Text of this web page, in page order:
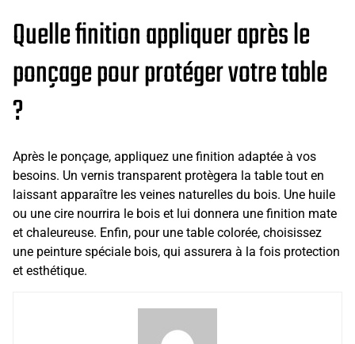
Quelle finition appliquer après le
ponçage pour protéger votre table
?
Après le ponçage, appliquez une finition adaptée à vos
besoins. Un vernis transparent protègera la table tout en
laissant apparaître les veines naturelles du bois. Une huile
ou une cire nourrira le bois et lui donnera une finition mate
et chaleureuse. Enfin, pour une table colorée, choisissez
une peinture spéciale bois, qui assurera à la fois protection
et esthétique.